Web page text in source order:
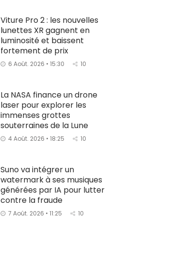
Viture Pro 2 : les nouvelles
lunettes XR gagnent en
luminosité et baissent
fortement de prix
6 Août. 2026 • 15:30 10
La NASA finance un drone
laser pour explorer les
immenses grottes
souterraines de la Lune
4 Août. 2026 • 18:25 10
Suno va intégrer un
watermark à ses musiques
générées par IA pour lutter
contre la fraude
7 Août. 2026 • 11:25 10